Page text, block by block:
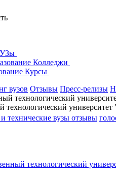
Колледжи
Курсы
вузов Отзывы Пресс-релизы
технологический
технические вузы отзывы
технологический